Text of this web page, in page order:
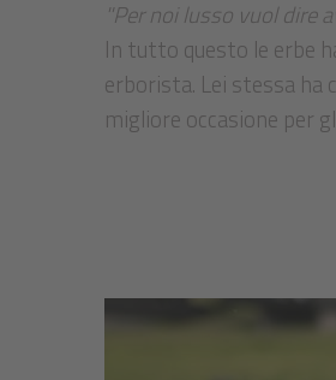
"Per noi lusso vuol dire
In tutto questo le erbe
erborista. Lei stessa
migliore occasione per